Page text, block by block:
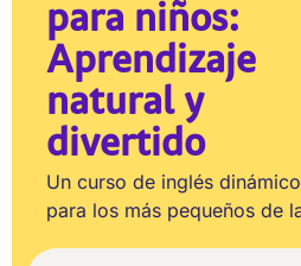
para niños:
Aprendizaje
natural y
divertido
Un curso de inglés
para los más pequeños de